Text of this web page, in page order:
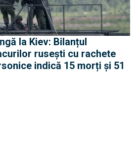
la Kiev: Bilanțul
rusești cu rachete
indică 15 morți și 51